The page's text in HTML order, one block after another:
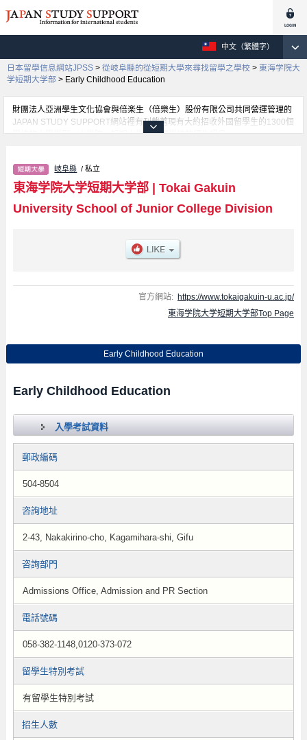
中文（繁體字）
日本留學信息網站JPSS > 從岐阜縣的從短期大學來尋找留學之學校 > 東海学院大
学短期大学部 > Early Childhood Education
財團法人亞洲學生文化協會與倍楽生（倍樂生）股份有限公司共同營運管理的
JAPAN STUDY SUPPORT網站裡有刊載著現有大約招收外國留學生的1300個
學校的大學學部、大學院、短期大學、專門學校的招生訊息。
訊、設施介紹、聯絡方式等對外國留學生是必要之訊息都刊載於此，請務必查
閱及利用此網站。
岐阜縣 / 私立
東海学院大学短期大学部| Tokai Gakuin
University School of Junior College Division
官方網站: https://www.tokaigakuin-u.ac.jp/
東海学院大学短期大学部Top Page
Early Childhood Education
Early Childhood Education
入學考試資料
郵政編碼
504-8504
咨詢地址
2-43, Nakakirino-cho, Kagamihara-shi, Gifu
咨詢部門
Admissions Office, Admission and PR Section
電話號碼
058-382-1148,0120-373-072
留學生特別考試
有留學生特別考試
招生人數